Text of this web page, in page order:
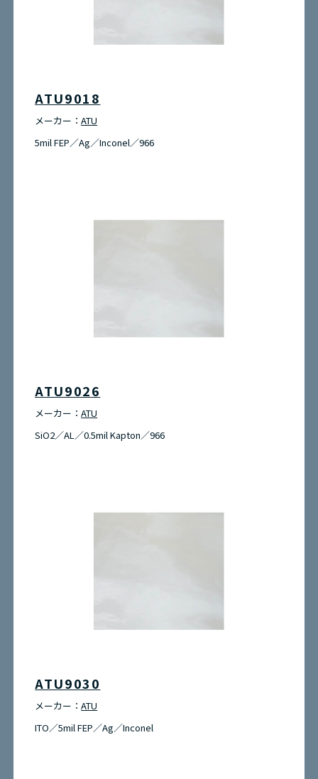
ATU9018
メーカー：ATU
5mil FEP／Ag／Inconel／966
ATU9026
メーカー：ATU
SiO2／AL／0.5mil Kapton／966
ATU9030
メーカー：ATU
ITO／5mil FEP／Ag／Inconel